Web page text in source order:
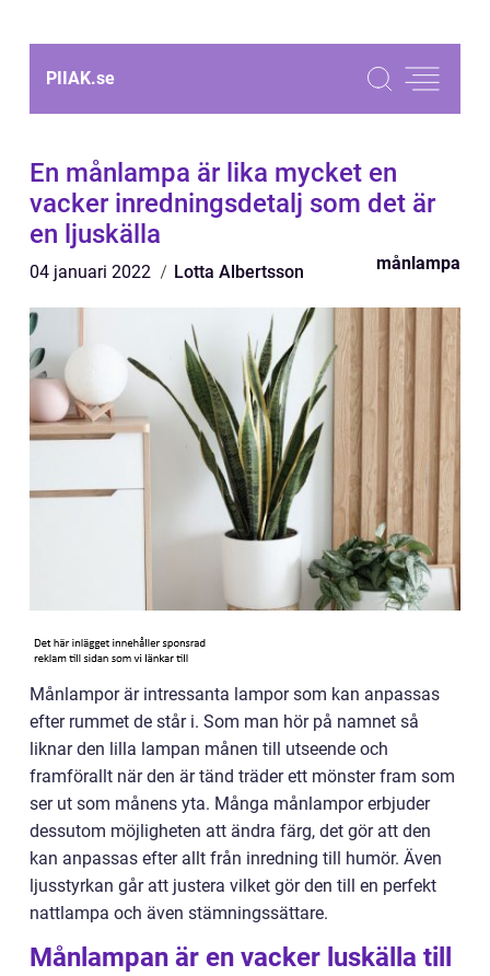
PIIAK.se
En månlampa är lika mycket en
vacker inredningsdetalj som det är
en ljuskälla
04 januari 2022 Lotta Albertsson månlampa
Månlampor är intressanta lampor som kan anpassas
efter rummet de står i. Som man hör på namnet så
liknar den lilla lampan månen till utseende och
framförallt när den är tänd träder ett mönster fram som
ser ut som månens yta. Många månlampor erbjuder
dessutom möjligheten att ändra färg, det gör att den
kan anpassas efter allt från inredning till humör. Även
ljusstyrkan går att justera vilket gör den till en perfekt
nattlampa och även stämningssättare.
Månlampan är en vacker luskälla till